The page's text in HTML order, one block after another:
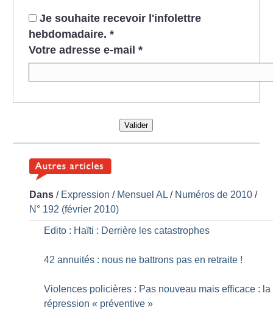
Je souhaite recevoir l'infolettre
hebdomadaire. *
Votre adresse e-mail *
Valider
Dans / Expression / Mensuel AL / Numéros de 2010 /
N° 192 (février 2010)
Edito : Haïti : Derrière les catastrophes
42 annuités : nous ne battrons pas en retraite !
Violences policières : Pas nouveau mais efficace : la
répression « préventive »